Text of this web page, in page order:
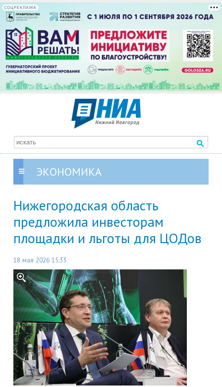
СОЦРЕКЛАМА
ЭКОНОМИКА
Нижегородская область
предложила инвесторам
площадки и льготы для ЦОДов
18 мая 2026 15:33